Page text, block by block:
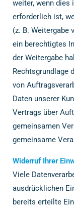
weiter, wenn dies
erforderlich ist,
(z. B. Weitergabe
ein berechtigtes
der Weitergabe
Rechtsgrundlage
von
Daten unserer
Vertrags über
gemeinsamen
gemeinsame
Widerruf Ihrer
Viele
ausdrücklichen
bereits erteilte